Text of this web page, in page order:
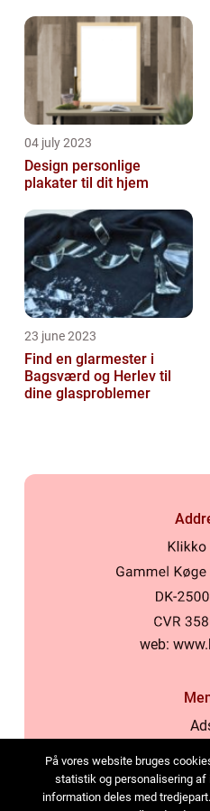
04 july 2023
Design personlige
plakater til dit hjem
23 june 2023
Find en glarmester i
Bagsværd og Herlev til
dine glasproblemer
web:
På vores website bruges
statistik og personalisering af
information deles med